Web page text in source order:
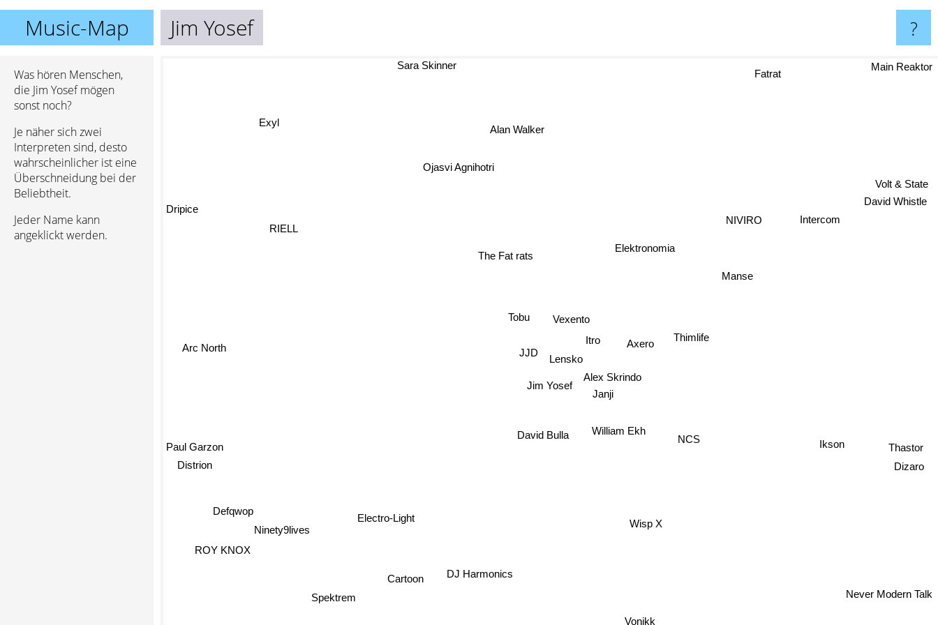
Music-Map Jim Yosef ?
Was hören Menschen,
die Jim Yosef mögen
sonst noch?
Je näher sich zwei
Interpreten sind, desto
wahrscheinlicher ist eine
Überschneidung bei der
Beliebtheit.
Jeder Name kann
angeklickt werden.
Jim Yosef
Tobu
Janji
Itro
Alex Skrindo
JJD
Lensko
David Bulla William Ekh
Elektronomia
Axero
Vexento
NCS
The Fat rats
Thimlife
Manse
Wisp X
Electro-Light
DJ Harmonics
Spektrem
Cartoon
Alan Walker
NIVIRO
Ojasvi Agnihotri
RIELL
Ikson
Vonikk
ROY KNOX
Arc North
Paul Garzon
Ninety9lives
Intercom
Sara Skinner
Defqwop
Thastor
Dizaro
Volt & State
Exyl
Distrion
David Whistle
Never Modern Talk
Main Reaktor
Dripice
Fatrat